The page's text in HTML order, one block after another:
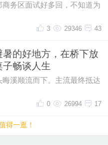
商务区面试好多回，不知道为
楼自带压抑感，上下
43
29346
3
暑的好地方，在桥下放
子畅谈人生
晦溪顺流而下。主流最终抵达
区。由于“晦溪
17
26994
0
得一逛！